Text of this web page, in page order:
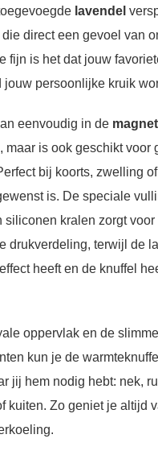
lavendel
direct een gevoel van
fijn is het dat jouw
jouw persoonlijke kruik
eenvoudig in de
maar is ook geschikt voor
bij koorts, zwelling
is. De speciale
siliconen kralen zorgt voor
drukverdeling, terwijl de
heeft en de knuffel
oppervlak en de slimme
kun je de
jij hem nodig hebt: nek,
kuiten. Zo geniet je altijd